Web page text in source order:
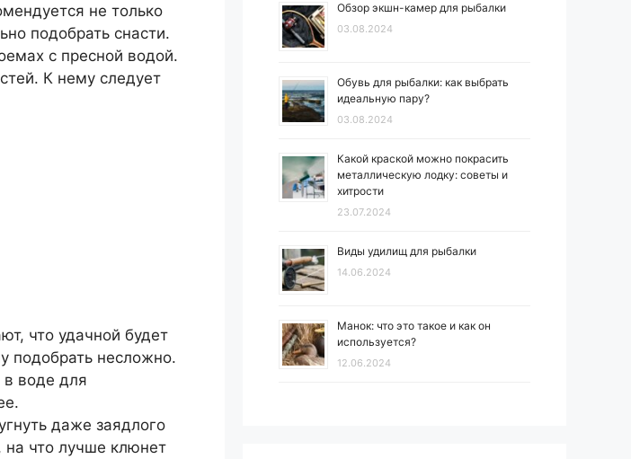
не только
подобрать снасти.
с пресной водой.
К нему следует
что удачной будет
подобрать несложно.
в воде для
даже заядлого
на что лучше клюнет
Обзор экшн-камер для рыбалки
03.08.2024
Обувь для рыбалки: как выбрать
идеальную пару?
03.08.2024
Какой краской можно покрасить
металлическую лодку: советы и
хитрости
23.07.2024
Виды удилищ для рыбалки
14.06.2024
Манок: что это такое и как он
используется?
12.06.2024